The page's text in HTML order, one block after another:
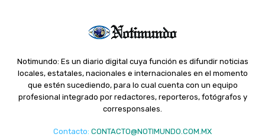
Notimundo: Es un diario digital cuya función es difundir noticias
locales, estatales, nacionales e internacionales en el momento
que estén sucediendo, para lo cual cuenta con un equipo
profesional integrado por redactores, reporteros, fotógrafos y
corresponsales.
Contacto: CONTACTO@NOTIMUNDO.COM.MX